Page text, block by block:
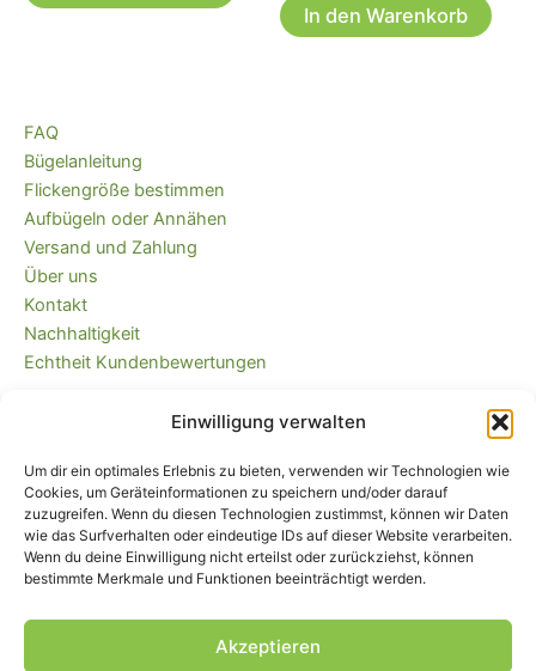
Einwilligung verwalten
Um dir ein optimales Erlebnis zu bieten, verwenden wir Technologien wie
Cookies, um Geräteinformationen zu speichern und/oder darauf
zuzugreifen. Wenn du diesen Technologien zustimmst, können wir Daten
wie das Surfverhalten oder eindeutige IDs auf dieser Website verarbeiten.
Wenn du deine Einwilligung nicht erteilst oder zurückziehst, können
bestimmte Merkmale und Funktionen beeinträchtigt werden.
Akzeptieren
In den Warenkorb
FAQ
Bügelanleitung
Flickengröße bestimmen
Aufbügeln oder Annähen
Versand und Zahlung
Über uns
Kontakt
Nachhaltigkeit
Echtheit Kundenbewertungen
Kaufvertrag widerrufen
Versandkostenfrei ab 35 EUR (DE) und
immer plastikfrei verpackt!